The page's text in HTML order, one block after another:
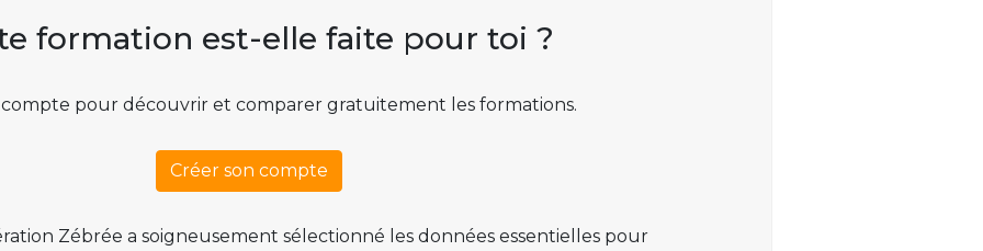
formation est-elle faite pour toi ?
pour découvrir et comparer gratuitement les formations.
Créer son compte
Zébrée a soigneusement sélectionné les données essentielles pour